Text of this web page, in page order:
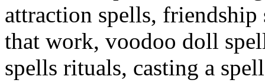
attraction spells,
that work, voodoo doll
spells rituals, casting a